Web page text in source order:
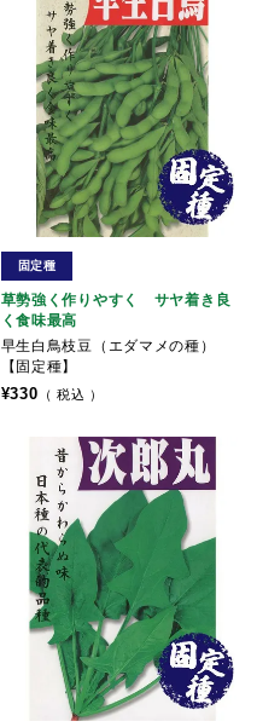
草勢強く作りやすく サヤ着き良
く食味最高
早生白鳥枝豆（エダマメの種）
【固定種】
固定種
¥330 税込